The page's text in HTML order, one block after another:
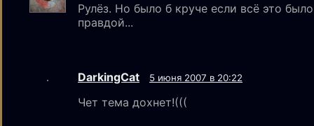
Рулёз. Но было б круче если всё это было
правдой...
DarkingCat 5 июня 2007 в 20:22
Чет тема дохнет!(((